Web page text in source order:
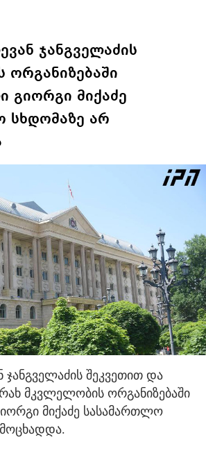
ჯანგველაძის
ორგანიზებაში
გიორგი მიქაძე
სხდომაზე არ
ჯანგველაძის შეკვეთით და
მკვლელობის ორგანიზებაში
მიქაძე სასამართლო